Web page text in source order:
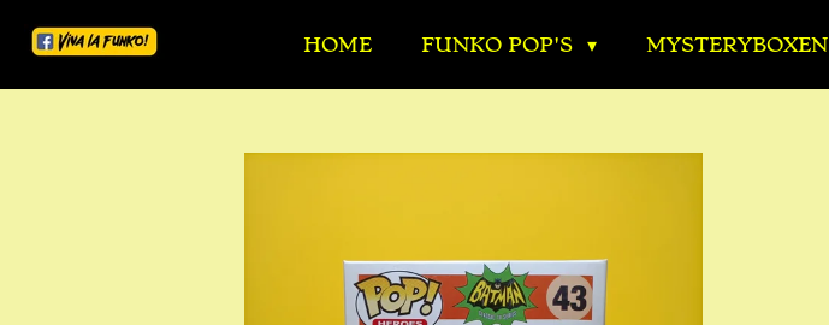
Ga
direct
HOME FUNKO POP'S MYSTERYBOXEN